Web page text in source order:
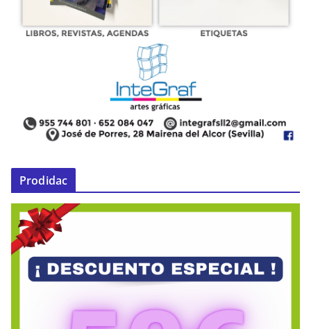
Prodidac